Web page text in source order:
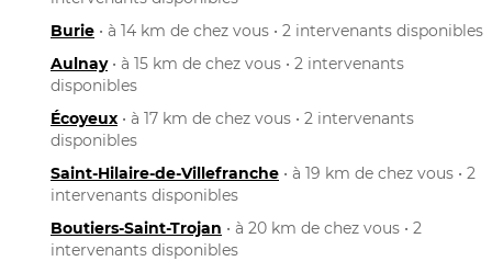
Burie • à 14 km de chez vous • 2 intervenants disponibles
Aulnay• à 15 km de chez vous • 2 intervenants
disponibles
Écoyeux • à 17 km de chez vous • 2 intervenants
disponibles
Saint-Hilaire-de-Villefranche • à 19 km de chez vous • 2
intervenants disponibles
Boutiers-Saint-Trojan • à 20 km de chez vous • 2
intervenants disponibles